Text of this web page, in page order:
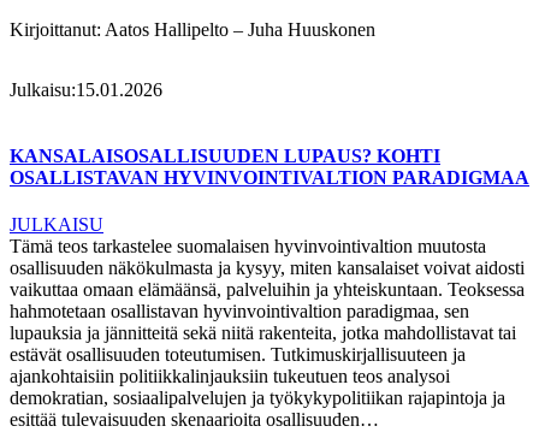
Kirjoittanut: Aatos Hallipelto – Juha Huuskonen
Julkaisu:15.01.2026
KANSALAISOSALLISUUDEN LUPAUS? KOHTI
OSALLISTAVAN HYVINVOINTIVALTION PARADIGMAA
JULKAISU
Tämä teos tarkastelee suomalaisen hyvinvointivaltion muutosta
osallisuuden näkökulmasta ja kysyy, miten kansalaiset voivat aidosti
vaikuttaa omaan elämäänsä, palveluihin ja yhteiskuntaan. Teoksessa
hahmotetaan osallistavan hyvinvointivaltion paradigmaa, sen
lupauksia ja jännitteitä sekä niitä rakenteita, jotka mahdollistavat tai
estävät osallisuuden toteutumisen. Tutkimuskirjallisuuteen ja
ajankohtaisiin politiikkalinjauksiin tukeutuen teos analysoi
demokratian, sosiaalipalvelujen ja työkykypolitiikan rajapintoja ja
esittää tulevaisuuden skenaarioita osallisuuden…